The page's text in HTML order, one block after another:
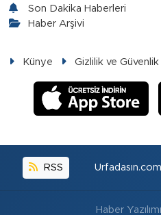
Son Dakika Haberleri
Haber Arşivi
Künye Gizlilik ve Güvenlik
RSS
Haber